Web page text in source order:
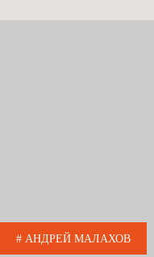
# АНДРЕЙ МАЛАХОВ